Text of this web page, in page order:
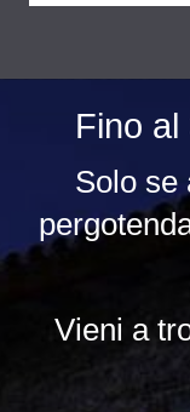
Fino
Solo se
Vieni a